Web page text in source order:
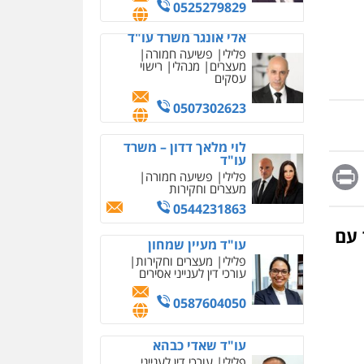
Message
Print
עם
0525279829
אלי אונגר משרד עו"ד
פלילי פשיעה חמורה
מעצרים מנהלי רישוי
עסקים
0507302623
לוי מלאך דדון – משרד
עו"ד
פלילי פשיעה חמורה
מעצרים וחקירות
0544231863
עו"ד מעיין שמחון
פלילי מעצרים וחקירות
עורכי דין לענייני אסירים
0587604050
עו"ד שאדי כבהא
מחיקת כתבות מגוגל
ודחיקת אזכורים שליליים
שירותים מקצועיים לעורכי
דין
0522508109
אחסון אתרים
מהירות הגנה גיבוי
תמיכה שירותים מקצועיים
לעורכי דין
מרכז התחלה חדשה
אסירים עבירות מין
שירותים מקצועיים לעורכי
דין
0544500346
מאיה בלום, עו"ס,
טיפול ושיקום
טיפול בהתמכרויות
שירותים מקצועיים לעורכי
דין
איומים כתובים
תושב סכנין חשוד ששלח הודעות